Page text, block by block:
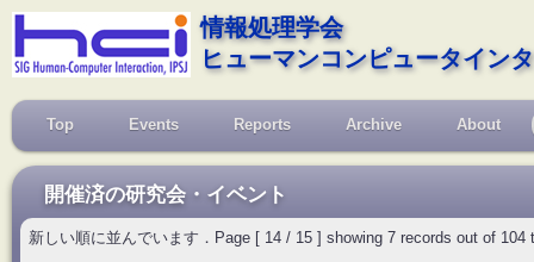
情報処理学会
ヒューマンコンピュータイン
Top Events Reports Archive About
開催済の研究会・イベント
新しい順に並んでいます．Page [ 14 / 15 ] showing 7 records out of